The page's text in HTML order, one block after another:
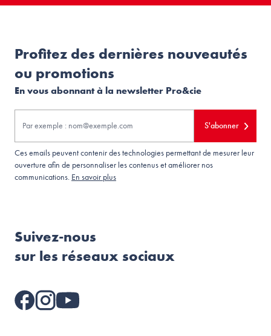
Profitez des dernières nouveautés
ou promotions
En vous abonnant à la newsletter Pro&cie
S'abonner
Ces emails peuvent contenir des technologies permettant de mesurer leur
ouverture afin de personnaliser les contenus et améliorer nos
communications. En savoir plus
Suivez-nous
sur les réseaux sociaux